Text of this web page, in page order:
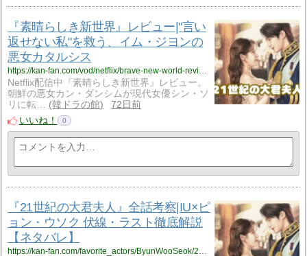
『素晴らしき新世界』レビュー|"言い
返せない私"を救う、イム・ジヨンの
悪女カタルシス
Netflix配信中『素晴らしき新世界』レビュー。
朝鮮の悪女カン・ダンシムが現代女優シン・ソ
リに転…
韓ドラの館
72日前
いいね！
0
『21世紀の大君夫人』全話考察|IU×ピ
ョン・ウソク 伏線・ラスト徹底解説
【ネタバレ】